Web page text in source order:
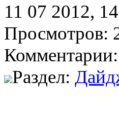
11 07 2012,
Просмотров:
Раздел: